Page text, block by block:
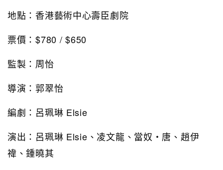
地點：香港藝術中心壽臣劇院
票價：$780 / $650
監製：周怡
導演：郭翠怡
編劇：呂珮琳 Elsie
演出：呂珮琳 Elsie、凌文龍、當奴‧唐、趙伊
禕、鍾曉其